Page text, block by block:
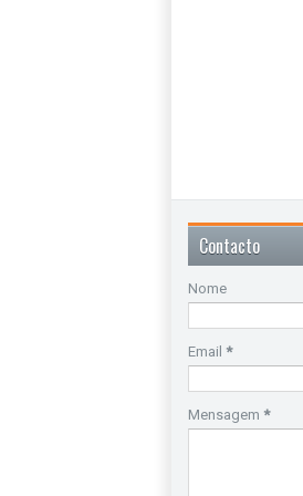
Contacto
Nome
Email *
Mensagem *